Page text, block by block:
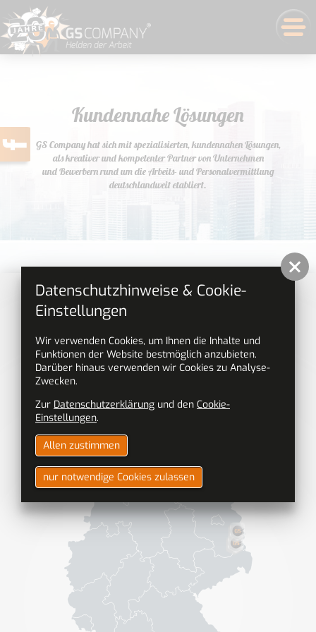
Kundennahe Lösungen
GS Company hat sich mit spezialisierten, kundennahen Lösungen,
als kreativer und kompetenter Partner von Unternehmen
und Bewerbern rund um die Arbeits- und Personalvermittlung
deutschlandweit etabliert.
Standorte
Gesamt
Sachsen
Datenschutzhinweise & Cookie-
Einstellungen
Wir verwenden Cookies, um Ihnen die Inhalte und
Funktionen der Website bestmöglich anzubieten.
Darüber hinaus verwenden wir Cookies zu Analyse-
Zwecken.
Zur Datenschutzerklärung und den Cookie-
Einstellungen.
Allen zustimmen
nur notwendige Cookies zulassen